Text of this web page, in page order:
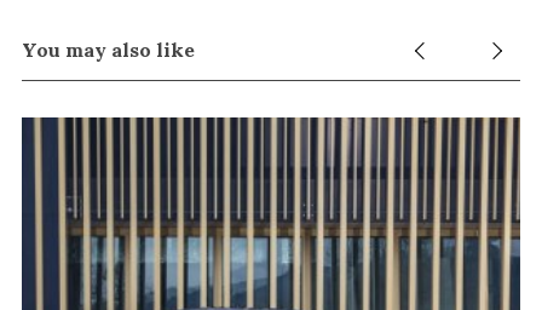
You may also like
e
a
r